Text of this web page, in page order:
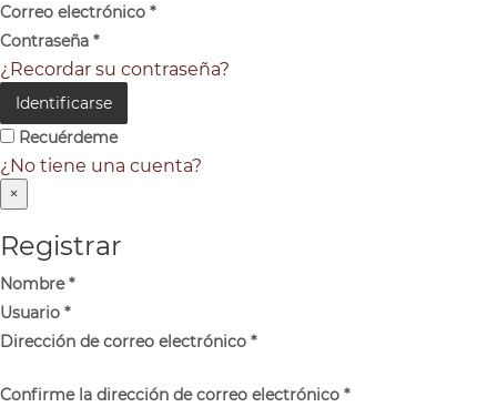
Correo electrónico *
Contraseña *
¿Recordar su contraseña?
Identificarse
Recuérdeme
¿No tiene una cuenta?
×
Registrar
Nombre*
Usuario *
Dirección de correo electrónico *
Confirme la dirección de correo electrónico *